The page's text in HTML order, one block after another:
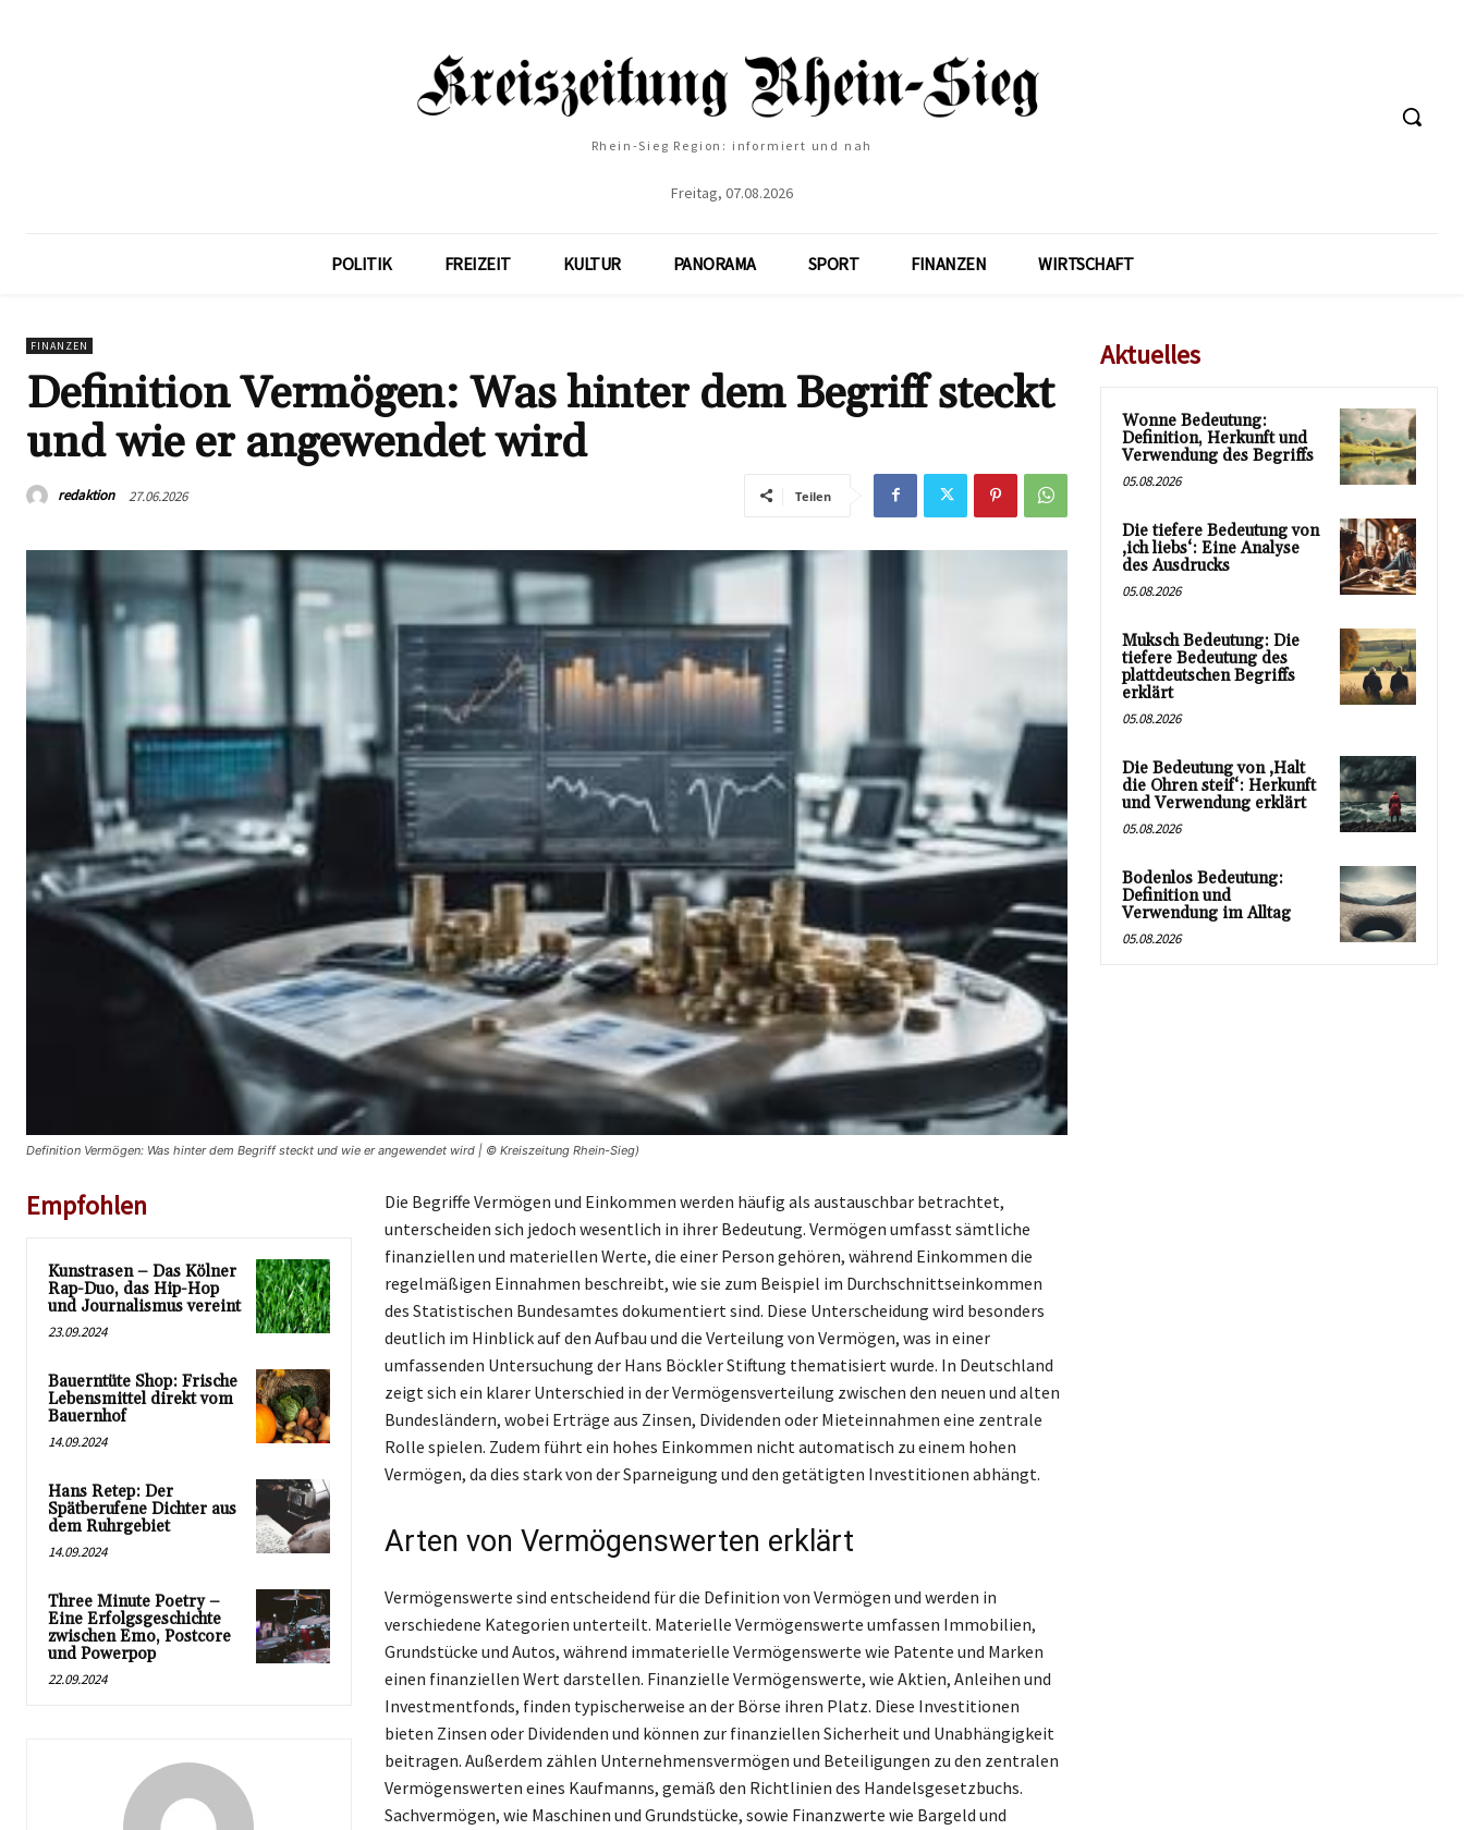
Rhein-Sieg Region: informiert und nah
Freitag, 07.08.2026
POLITIK FREIZEIT KULTUR PANORAMA SPORT FINANZEN WIRTSCHAFT
FINANZEN
Definition Vermögen: Was hinter dem Begriff steckt
und wie er angewendet wird
redaktion 27.06.2026 Teilen
Definition Vermögen: Was hinter dem Begriff steckt und wie er angewendet wird | © Kreiszeitung Rhein-Sieg)
Empfohlen
Kunstrasen – Das Kölner
Rap-Duo, das Hip-Hop
und Journalismus vereint
23.09.2024
Bauerntüte Shop: Frische
Lebensmittel direkt vom
Bauernhof
14.09.2024
Hans Retep: Der
Spätberufene Dichter aus
dem Ruhrgebiet
14.09.2024
Three Minute Poetry –
Eine Erfolgsgeschichte
zwischen Emo, Postcore
und Powerpop
22.09.2024
Die Begriffe Vermögen und Einkommen werden häufig als austauschbar betrachtet,
unterscheiden sich jedoch wesentlich in ihrer Bedeutung. Vermögen umfasst sämtliche
finanziellen und materiellen Werte, die einer Person gehören, während Einkommen die
regelmäßigen Einnahmen beschreibt, wie sie zum Beispiel im Durchschnittseinkommen
des Statistischen Bundesamtes dokumentiert sind. Diese Unterscheidung wird besonders
deutlich im Hinblick auf den Aufbau und die Verteilung von Vermögen, was in einer
umfassenden Untersuchung der Hans Böckler Stiftung thematisiert wurde. In Deutschland
zeigt sich ein klarer Unterschied in der Vermögensverteilung zwischen den neuen und alten
Bundesländern, wobei Erträge aus Zinsen, Dividenden oder Mieteinnahmen eine zentrale
Rolle spielen. Zudem führt ein hohes Einkommen nicht automatisch zu einem hohen
Vermögen, da dies stark von der Sparneigung und den getätigten Investitionen abhängt.
Arten von Vermögenswerten erklärt
Vermögenswerte sind entscheidend für die Definition von Vermögen und werden in
verschiedene Kategorien unterteilt. Materielle Vermögenswerte umfassen Immobilien,
Grundstücke und Autos, während immaterielle Vermögenswerte wie Patente und Marken
einen finanziellen Wert darstellen. Finanzielle Vermögenswerte, wie Aktien, Anleihen und
Investmentfonds, finden typischerweise an der Börse ihren Platz. Diese Investitionen
bieten Zinsen oder Dividenden und können zur finanziellen Sicherheit und Unabhängigkeit
beitragen. Außerdem zählen Unternehmensvermögen und Beteiligungen zu den zentralen
Vermögenswerten eines Kaufmanns, gemäß den Richtlinien des Handelsgesetzbuchs.
Sachvermögen, wie Maschinen und Grundstücke, sowie Finanzwerte wie Bargeld und
Aktuelles
Wonne Bedeutung:
Definition, Herkunft und
Verwendung des Begriffs
05.08.2026
Die tiefere Bedeutung von
‚ich liebs‘: Eine Analyse
des Ausdrucks
05.08.2026
Muksch Bedeutung: Die
tiefere Bedeutung des
plattdeutschen Begriffs
erklärt
05.08.2026
Die Bedeutung von ‚Halt
die Ohren steif‘: Herkunft
und Verwendung erklärt
05.08.2026
Bodenlos Bedeutung:
Definition und
Verwendung im Alltag
05.08.2026